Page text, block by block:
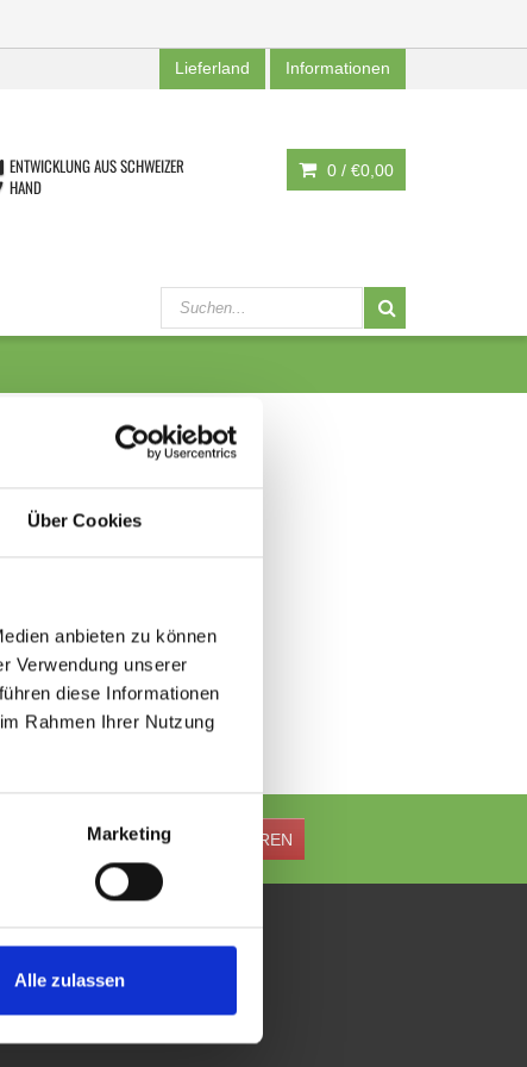
Über Cookies
anbieten zu können
Verwendung unserer
diese Informationen
Rahmen Ihrer Nutzung
Marketing
Alle zulassen
Lieferland Informationen
ENTWICKLUNG AUS SCHWEIZER
HAND
0 / €0,00
ABONNIEREN
FOLGE UNS